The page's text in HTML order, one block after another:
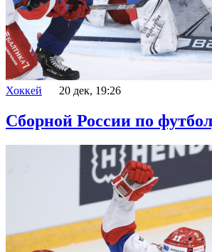
Хоккей 20 дек, 19:26
Сборной России по